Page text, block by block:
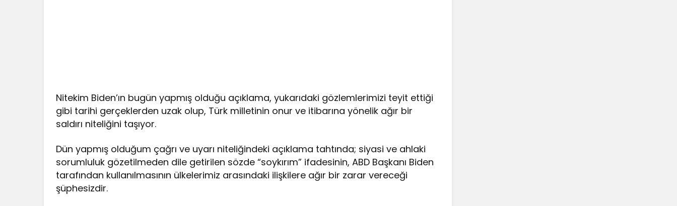
Nitekim Biden’ın bugün yapmış olduğu açıklama, yukarıdaki gözlemlerimizi teyit ettiği
gibi tarihi gerçeklerden uzak olup, Türk milletinin onur ve itibarına yönelik ağır bir
saldırı niteliğini taşıyor.
Dün yapmış olduğum çağrı ve uyarı niteliğindeki açıklama tahtında; siyasi ve ahlaki
sorumluluk gözetilmeden dile getirilen sözde “soykırım” ifadesinin, ABD Başkanı Biden
tarafından kullanılmasının ülkelerimiz arasındaki ilişkilere ağır bir zarar vereceği
şüphesizdir.